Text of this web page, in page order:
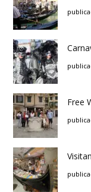
Free